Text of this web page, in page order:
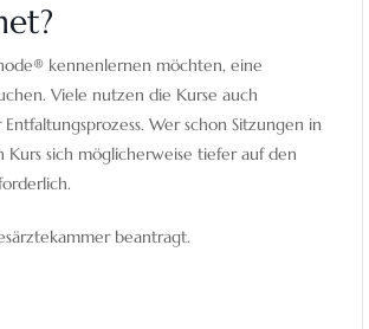
kennenlernen möchten, eine
Viele nutzen die Kurse auch
Wer schon Sitzungen in
sich möglicherweise tiefer auf den
beantragt.